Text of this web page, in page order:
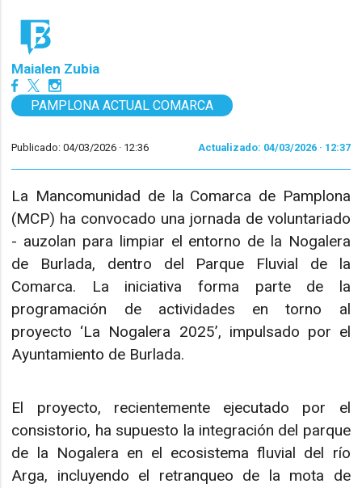
Maialen Zubia
PAMPLONA ACTUAL COMARCA
Publicado: 04/03/2026 · 12:36 Actualizado: 04/03/2026 · 12:37
La Mancomunidad de la Comarca de Pamplona
(MCP) ha convocado una jornada de voluntariado
- auzolan para limpiar el entorno de la Nogalera
de Burlada, dentro del Parque Fluvial de la
Comarca. La iniciativa forma parte de la
programación de actividades en torno al
proyecto ‘La Nogalera 2025’, impulsado por el
Ayuntamiento de Burlada.
El proyecto, recientemente ejecutado por el
consistorio, ha supuesto la integración del parque
de la Nogalera en el ecosistema fluvial del río
Arga, incluyendo el retranqueo de la mota de